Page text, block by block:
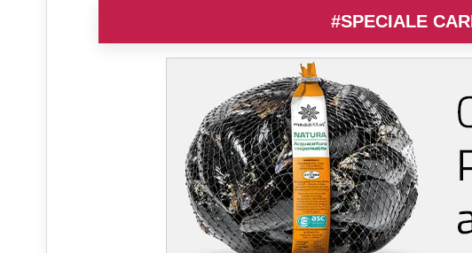
#SPECIALE